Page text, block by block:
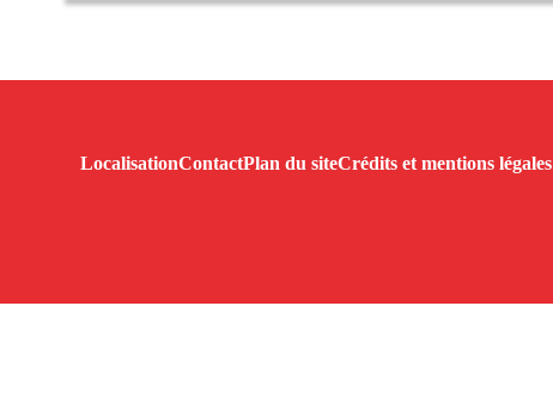
LocalisationContactPlan du siteCrédits et mentions légales